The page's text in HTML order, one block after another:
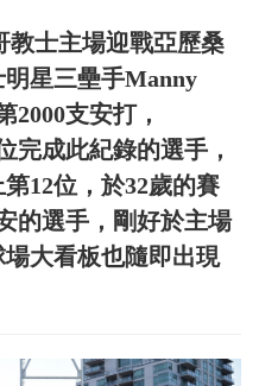
教士主場迎戰亞歷桑
星三壘手Manny
2000支安打，
完成此紀錄的選手，
12位，於32歲的賽
的選手，剛好於主場
大看板也隨即出現